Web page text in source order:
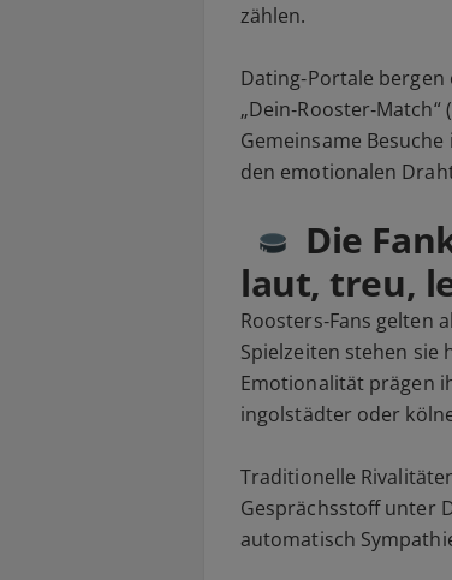
zählen.
Dating‑Portale bergen
Gemeinsame
den emotionalen
Die
laut, treu,
Roosters‑Fans gelten
Spielzeiten stehen sie
Emotionalität prägen
ingolstädter oder
Traditionelle
Gesprächsstoff unter
automatisch